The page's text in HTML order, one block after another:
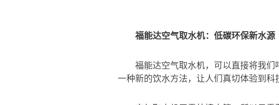
福能达空气取水机：低碳环保新水源
福能达空气取水机，可以直接将我
一种新的饮水方法，让人们真切体验到科